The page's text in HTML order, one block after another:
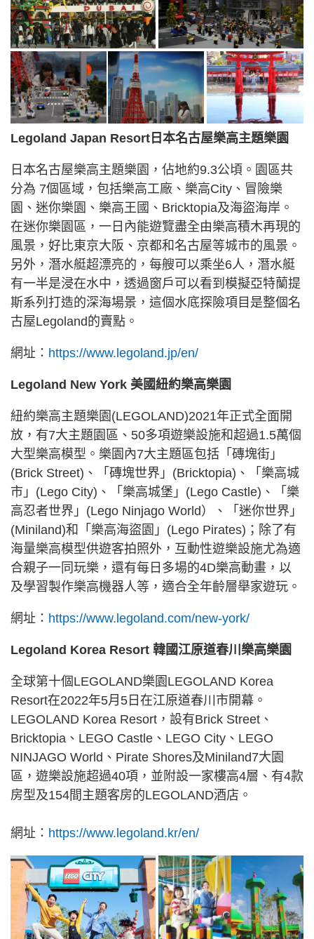
Legoland Japan Resort日本名古屋樂高主題樂園
日本名古屋樂高主題樂園，佔地約9.3公頃。園區共
分為 7個區域，包括樂高工廠、樂高City、冒險樂
園、迷你樂園、樂高王國、Bricktopia及海盜海岸。
在迷你樂園區，一日內能遊覽盡全由樂高積木再現的
風景，好比東京大阪、京都和名古屋等城市的風景。
另外，潛水艇超漂亮的，每艘可以乘坐6人，潛水艇
有一半是浸在水中，透過窗戶可以看到模擬亞特蘭提
斯系列打造的深海場景，這個水底探險項目是整個名
古屋Legoland的賣點。
網址： https://www.legoland.jp/en/
Legoland New York 美國紐約樂高樂園
紐約樂高主題樂園(LEGOLAND)2021年正式全面開
放，有7大主題園區、50多項遊樂設施和超過1.5萬個
大型樂高模型。樂園內7大主題區包括「磚塊街」
(Brick Street)、「磚塊世界」(Bricktopia)、「樂高城
市」(Lego City)、「樂高城堡」(Lego Castle)、「樂
高忍者世界」(Lego Ninjago World）、「迷你世界」
(Miniland)和「樂高海盜園」(Lego Pirates)；除了有
海量樂高模型供遊客拍照外，互動性遊樂設施尤為適
合親子一同玩樂，還有每日多場的4D樂高動畫，以
及學習製作樂高機器人等，適合全年齡層舉家遊玩。
網址： https://www.legoland.com/new-york/
Legoland Korea Resort 韓國江原道春川樂高樂園
全球第十個LEGOLAND樂園LEGOLAND Korea
Resort在2022年5月5日在江原道春川市開幕。
LEGOLAND Korea Resort，設有Brick Street、
Bricktopia、LEGO Castle、LEGO City、LEGO
NINJAGO World、Pirate Shores及Miniland7大園
區，遊樂設施超過40項，並附設一家樓高4層、有4款
房型及154間主題客房的LEGOLAND酒店。
網址： https://www.legoland.kr/en/